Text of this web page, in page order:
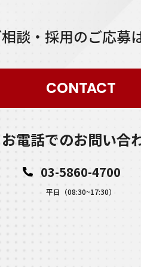
談・採用のご応募
CONTACT
お電話でのお問い合
03-5860-4700
平日（08:30~17:30）